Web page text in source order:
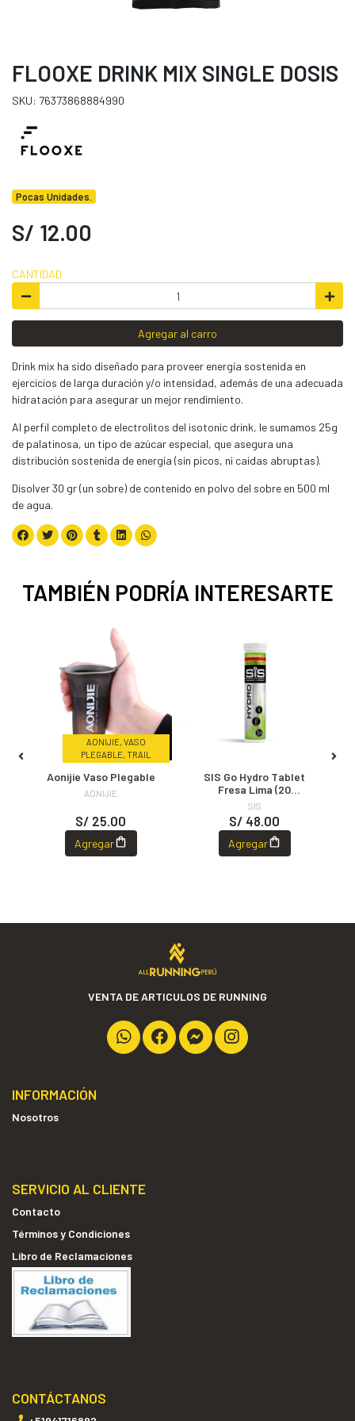
FLOOXE DRINK MIX SINGLE DOSIS
SKU: 76373868884990
Pocas Unidades.
S/ 12.00
CANTIDAD
Agregar al carro
Drink mix ha sido diseñado para proveer energía sostenida en
ejercicios de larga duración y/o intensidad, además de una adecuada
hidratación para asegurar un mejor rendimiento.
Al perfil completo de electrolitos del isotonic drink, le sumamos 25g
de palatinosa, un tipo de azúcar especial, que asegura una
distribución sostenida de energía (sin picos, ni caídas abruptas).
Disolver 30 gr (un sobre) de contenido en polvo del sobre en 500 ml
de agua.
TAMBIÉN PODRÍA INTERESARTE
AONIJIE, VASO
PLEGABLE, TRAIL
Aonijie Vaso Plegable
AONIJIE
S/ 25.00
Agregar
SIS Go Hydro Tablet
Fresa Lima (20
Tabletas)
SIS
S/ 48.00
Agregar
VENTA DE ARTICULOS DE RUNNING
INFORMACIÓN
Nosotros
SERVICIO AL CLIENTE
Contacto
Términos y Condiciones
Libro de Reclamaciones
CONTÁCTANOS